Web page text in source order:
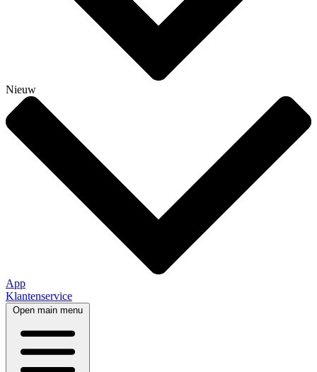
Nieuw
App
Klantenservice
Open main menu